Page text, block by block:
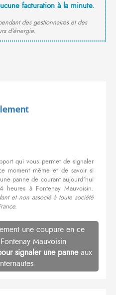
facturation à la minute.
des gestionnaires et des
d'énergie.
qui vous permet de signaler
moment même et de savoir si
panne de courant aujourd'hui
heures à Fontenay Mauvoisin.
et non associé à toute société
une coupure en ce
Mauvoisin
signaler une panneaux